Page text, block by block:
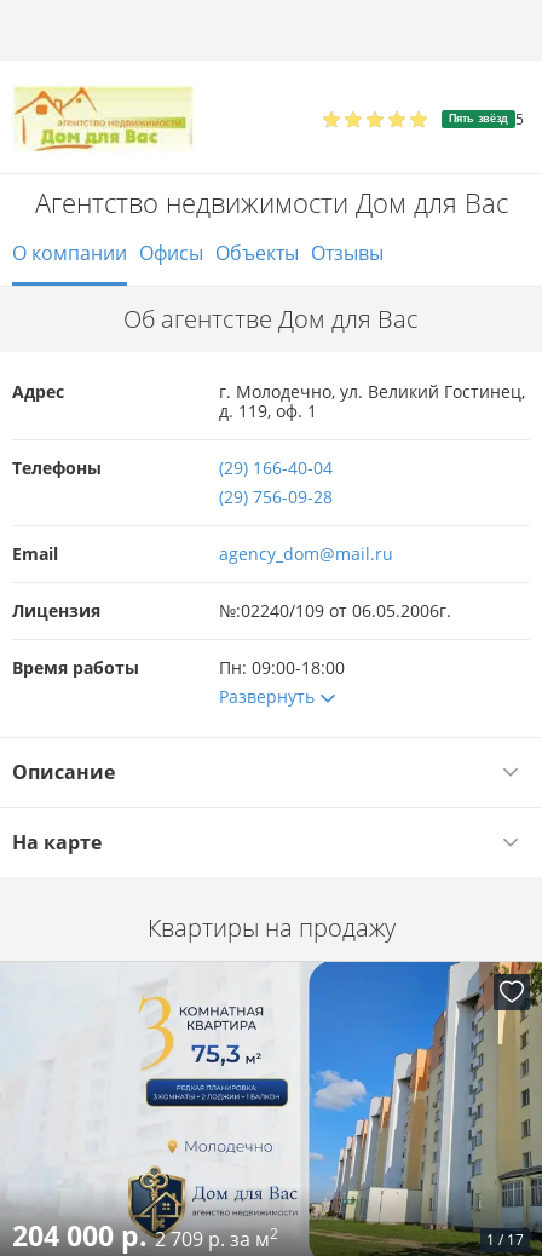
Пять звёзд 5
Агентство недвижимости Дом для Вас
О компании Офисы Объекты Отзывы
Об агентстве Дом для Вас
Адрес
г. Молодечно, ул. Великий Гостинец,
д. 119, оф. 1
Телефоны
(29) 166-40-04
(29) 756-09-28
Email agency_dom@mail.ru
Лицензия №:02240/109 от 06.05.2006г.
Время работы
Пн: 09:00-18:00
Развернуть
Описание
На карте
Квартиры на продажу
1 / 17
204 000 р.2 709 р. за м2